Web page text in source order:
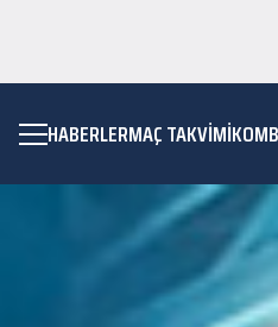
HABERLERMAÇ TAKVIMI